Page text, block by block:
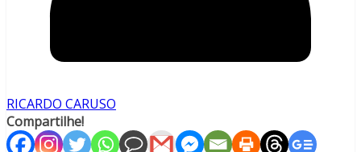
RICARDO CARUSO
Compartilhe!